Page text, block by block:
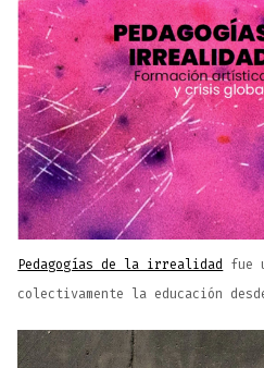
Pedagogías de la irrealidad fue
colectivamente la educación